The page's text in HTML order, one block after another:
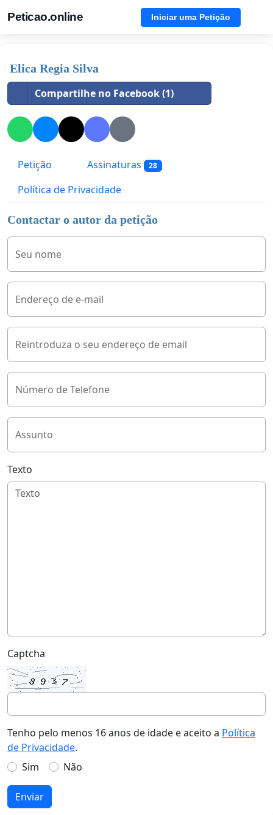
Peticao.online Iniciar uma Petição
Elica Regia Silva
Compartilhe no Facebook (1)
Petição Assinaturas 28
Política de Privacidade
Contactar o autor da petição
Seu nome
Endereço de e-mail
Reintroduza o seu endereço de email
Número de Telefone
Assunto
Texto
Captcha
Tenho pelo menos 16 anos de idade e aceito a Política
de Privacidade.
Sim
Não
Enviar